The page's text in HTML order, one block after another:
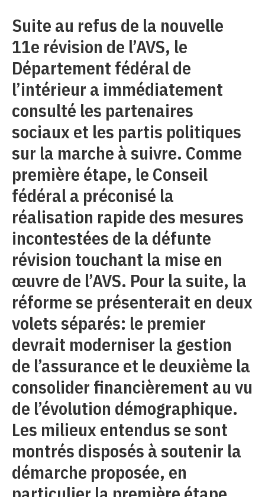
Suite au refus de la nouvelle
11e révision de l’AVS, le
Département fédéral de
l’intérieur a immédiatement
consulté les partenaires
sociaux et les partis politiques
sur la marche à suivre. Comme
première étape, le Conseil
fédéral a préconisé la
réalisation rapide des mesures
incontestées de la défunte
révision touchant la mise en
œuvre de l’AVS. Pour la suite, la
réforme se présenterait en deux
volets séparés: le premier
devrait moderniser la gestion
de l’assurance et le deuxième la
consolider financièrement au vu
de l’évolution démographique.
Les milieux entendus se sont
montrés disposés à soutenir la
démarche proposée, en